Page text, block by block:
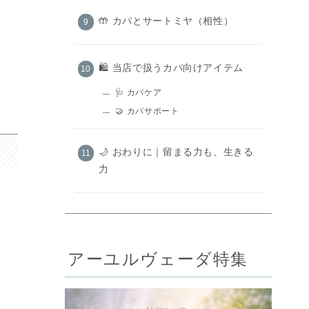
🤲 カパとサートミヤ（相性）
🛍️ 当店で扱うカパ向けアイテム
🩺 カパケア
🤝 カパサポート
🌙 おわりに｜留まる力も、生きる
力
アーユルヴェーダ特集